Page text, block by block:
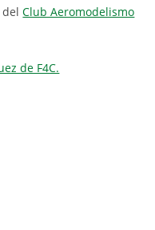
delClub Aeromodelismo
de F4C.